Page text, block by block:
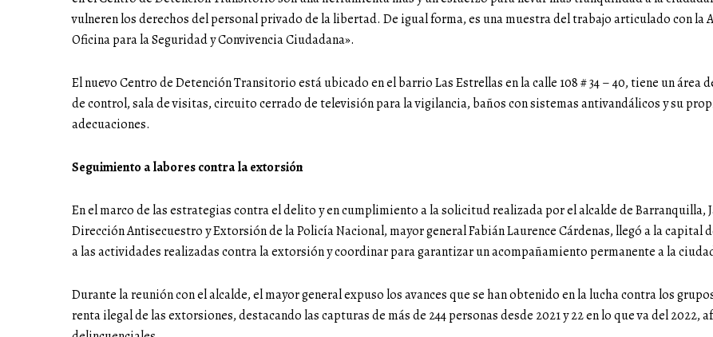
vulneren los derechos del personal privado de la libertad. De igual forma, es una muestra del trabajo articulado con la
Oficina para la Seguridad y Convivencia Ciudadana».
El nuevo Centro de Detención Transitorio está ubicado en el barrio Las Estrellas en la calle 108 # 34 – 40, tiene un área
de control, sala de visitas, circuito cerrado de televisión para la vigilancia, baños con sistemas antivandálicos y su
adecuaciones.
Seguimiento a labores contra la extorsión
En el marco de las estrategias contra el delito y en cumplimiento a la solicitud realizada por el alcalde de Barranquilla,
Dirección Antisecuestro y Extorsión de la Policía Nacional, mayor general Fabián Laurence Cárdenas, llegó a la
a las actividades realizadas contra la extorsión y coordinar para garantizar un acompañamiento permanente a la
Durante la reunión con el alcalde, el mayor general expuso los avances que se han obtenido en la lucha contra los
renta ilegal de las extorsiones, destacando las capturas de más de 244 personas desde 2021 y 22 en lo que va del 2022,